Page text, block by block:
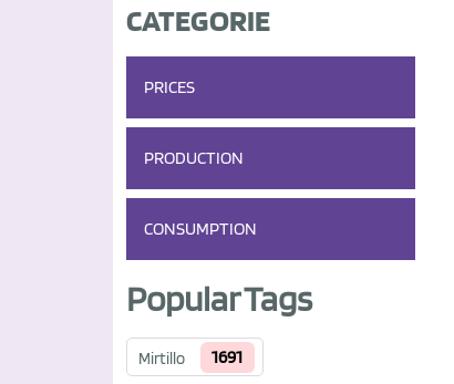
CATEGORIE
PRICES
PRODUCTION
CONSUMPTION
Popular Tags
Mirtillo 1691